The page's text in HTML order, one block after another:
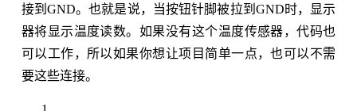
接到GND。也就是说，当按钮针脚被拉到GND时，显示
器将显示温度读数。如果没有这个温度传感器，代码也
可以工作，所以如果你想让项目简单一点，也可以不需
要这些连接。